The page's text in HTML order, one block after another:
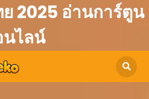
2025 อ่านการ์ตูน
ไลน์